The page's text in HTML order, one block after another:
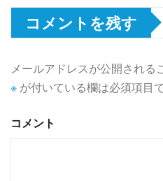
コメントを残す
メールアドレスが公開される
※ が付いている欄は必須項目
コメント